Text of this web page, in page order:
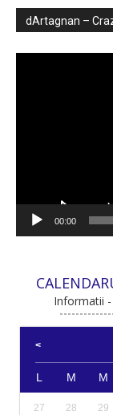
dArtagnan –
00:00
Informatii
L M M
27 28 29